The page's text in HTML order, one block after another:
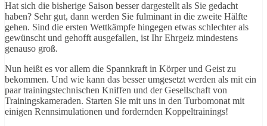
Hat sich die bisherige Saison besser dargestellt als Sie gedacht
haben? Sehr gut, dann werden Sie fulminant in die zweite Hälfte
gehen. Sind die ersten Wettkämpfe hingegen etwas schlechter als
gewünscht und gehofft ausgefallen, ist Ihr Ehrgeiz mindestens
genauso groß.
Nun heißt es vor allem die Spannkraft in Körper und Geist zu
bekommen. Und wie kann das besser umgesetzt werden als mit ein
paar trainingstechnischen Kniffen und der Gesellschaft von
Trainingskameraden. Starten Sie mit uns in den Turbomonat mit
einigen Rennsimulationen und fordernden Koppeltrainings!